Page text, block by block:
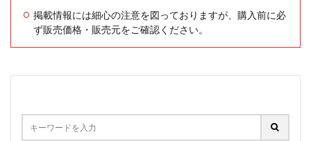
掲載情報には細心の注意を図っておりますが、購入前に必
ず販売価格・販売元をご確認ください。